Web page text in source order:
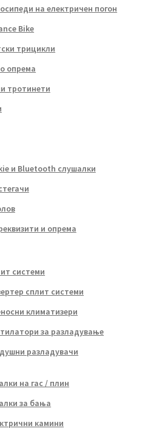
на електричен погон
Bike
трицикли
опрема
тротинети
и Bluetooth слушалки
и опрема
системи
сплит системи
климатизери
за разладување
разладувачи
на гас / плин
за бања
камини